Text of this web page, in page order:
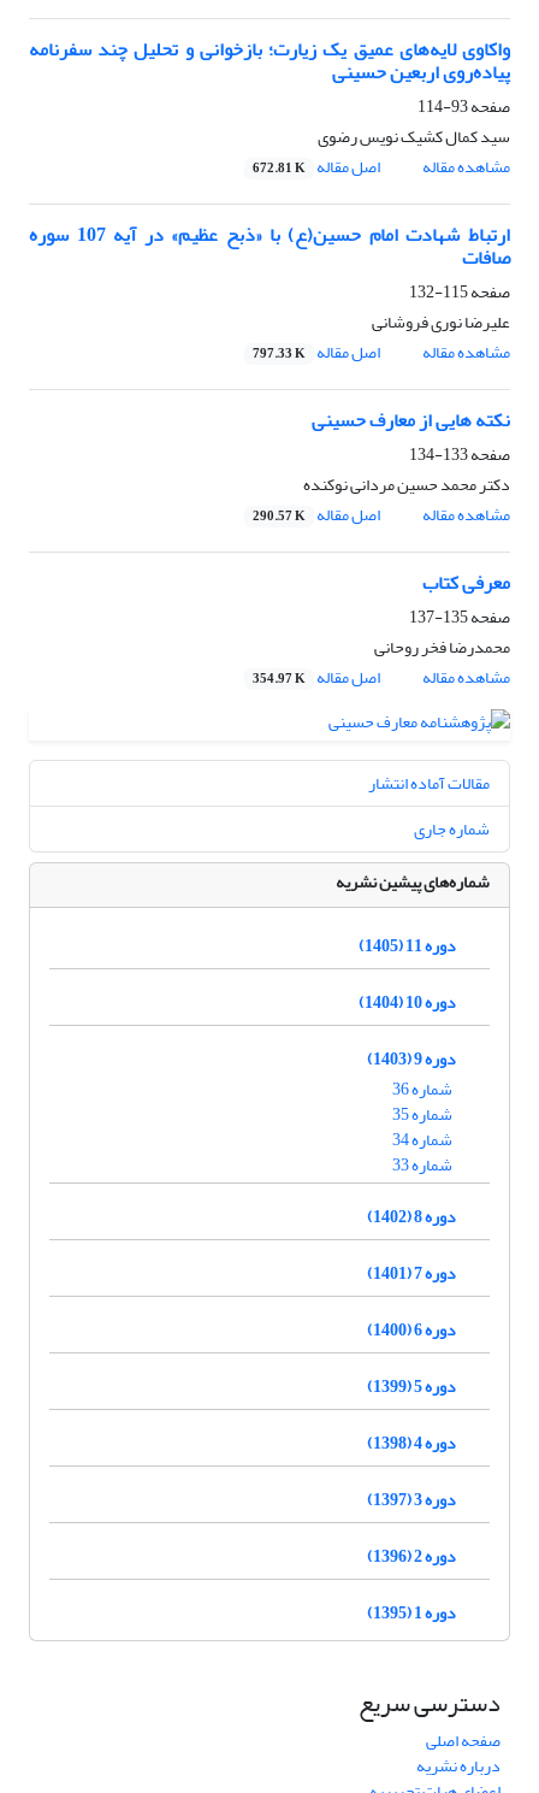
واکاوی لایه‌های عمیق یک زیارت؛ بازخوانی و تحلیل چند سفرنامه
پیاده‌روی اربعین حسینی
صفحه93-114
سید کمال کشیک نویس رضوی
مشاهده مقاله
اصل مقاله 672.81 K
ارتباط شهادت امام حسین(ع) با «ذبح عظیم» در آیه 107 سوره
صافات
صفحه115-132
علیرضا نوری فروشانی
مشاهده مقاله
اصل مقاله 797.33 K
نکته هایی از معارف حسینی
صفحه133-134
دکتر محمد حسین مردانی نوکنده
مشاهده مقاله
اصل مقاله 290.57 K
معرفی کتاب
صفحه135-137
محمدرضا فخر روحانی
مشاهده مقاله
اصل مقاله 354.97 K
مقالات آماده انتشار
شماره جاری
شماره‌های پیشین نشریه
دوره 11 (1405)
دوره 10 (1404)
دوره 9 (1403)
شماره 36
شماره 35
شماره 34
شماره 33
دوره 8 (1402)
دوره 7 (1401)
دوره 6 (1400)
دوره 5 (1399)
دوره 4 (1398)
دوره 3 (1397)
دوره 2 (1396)
دوره 1 (1395)
دسترسی سریع
صفحه اصلی
درباره نشریه